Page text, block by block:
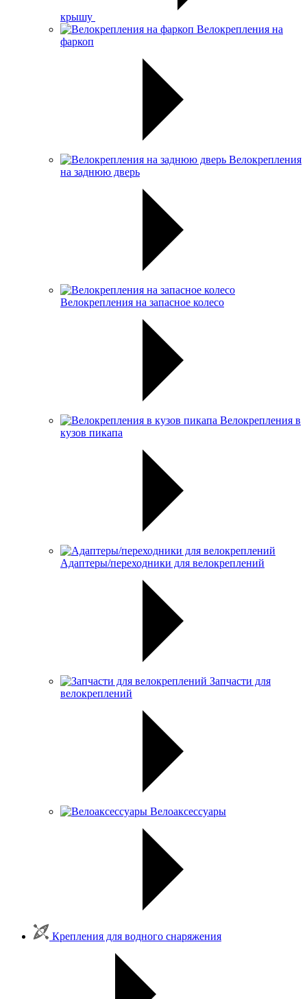
крышу
Велокрепления на
фаркоп
Велокрепления
на заднюю дверь
Велокрепления на запасное колесо
Велокрепления в
кузов пикапа
Адаптеры/переходники для велокреплений
Запчасти для
велокреплений
Велоаксессуары
Крепления для водного снаряжения